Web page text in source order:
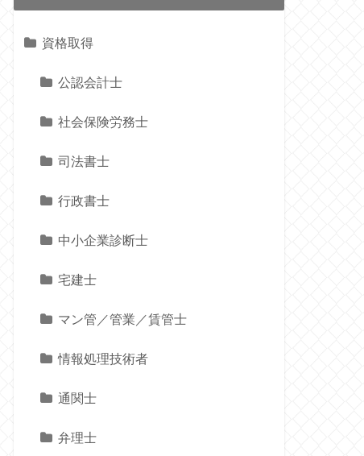
資格取得
公認会計士
社会保険労務士
司法書士
行政書士
中小企業診断士
宅建士
マン管／管業／賃管士
情報処理技術者
通関士
弁理士